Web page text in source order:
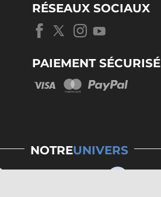
RÉSEAUX SOCIAUX
PAIEMENT SÉCURISÉ
NOTREUNIVERS